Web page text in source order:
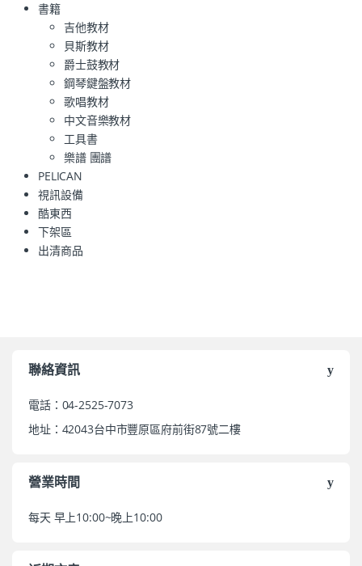
書籍
吉他教材
貝斯教材
爵士鼓教材
鋼琴鍵盤教材
歌唱教材
中文音樂教材
工具書
樂譜 團譜
PELICAN
視訊設備
酷東西
下架區
出清商品
聯絡資訊
電話：04-2525-7073
地址：42043台中市豐原區府前街87號二樓
營業時間
每天 早上10:00~晚上10:00